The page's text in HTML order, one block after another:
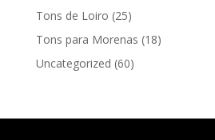
Tons de Loiro (25)
Tons para Morenas (18)
Uncategorized (60)